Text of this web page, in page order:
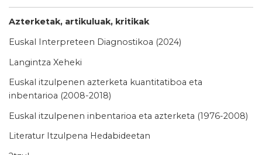
Azterketak, artikuluak, kritikak
Euskal Interpreteen Diagnostikoa (2024)
Langintza Xeheki
Euskal itzulpenen azterketa kuantitatiboa eta
inbentarioa (2008-2018)
Euskal itzulpenen inbentarioa eta azterketa (1976-2008)
Literatur Itzulpena Hedabideetan